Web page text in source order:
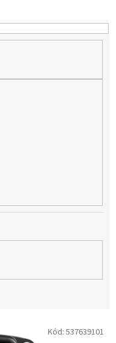
Kód: 537639101